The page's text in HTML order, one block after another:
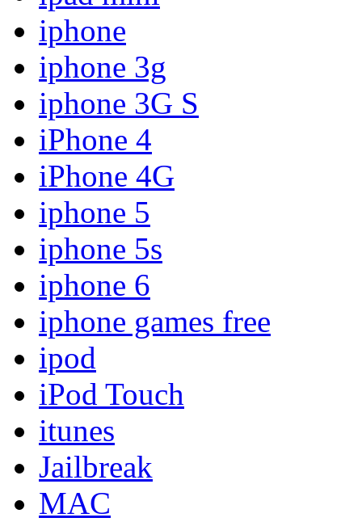
iphone
iphone 3g
iphone 3G S
iPhone 4
iPhone 4G
iphone 5
iphone 5s
iphone 6
iphone games free
ipod
iPod Touch
itunes
Jailbreak
MAC